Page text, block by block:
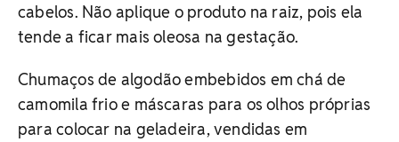
cabelos. Não aplique o produto na raiz, pois ela
tende a ficar mais oleosa na gestação.
Chumaços de algodão embebidos em chá de
camomila frio e máscaras para os olhos próprias
para colocar na geladeira, vendidas em